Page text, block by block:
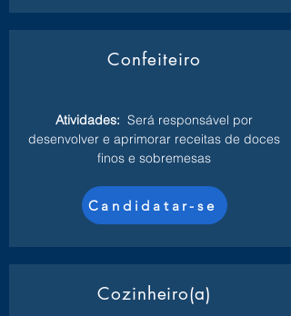
Confeiteiro
Atividades: Será responsável por
desenvolver e aprimorar receitas de doces
finos e sobremesas
Candidatar-se
Cozinheiro(a)